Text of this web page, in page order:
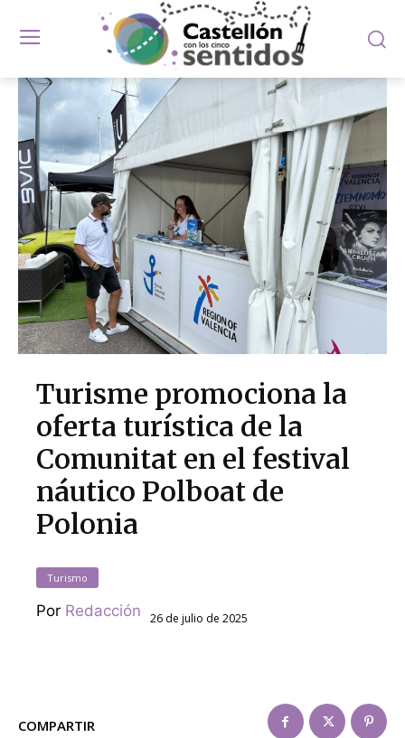
Turisme promociona la
oferta turística de la
Comunitat en el festival
náutico Polboat de
Polonia
Turismo
Por Redacción 26 de julio de 2025
COMPARTIR